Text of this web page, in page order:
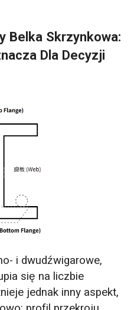
Belka Skrzynkowa:
Dla Decyzji
i dwudźwigarowe,
się na liczbie
jednak inny aspekt,